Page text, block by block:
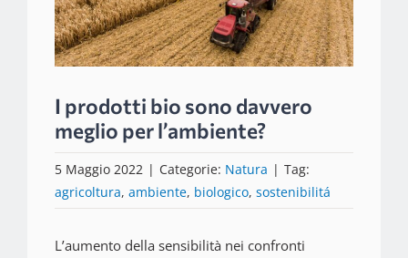
I prodotti bio sono davvero
meglio per l’ambiente?
5 Maggio 2022 | Categorie: Natura | Tag:
agricoltura, ambiente, biologico, sostenibilitá
L’aumento della sensibilità nei confronti